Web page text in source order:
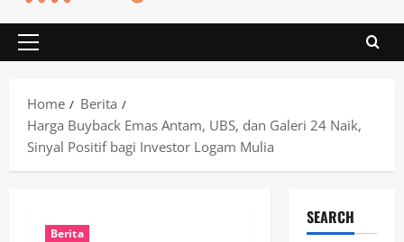
Primary
Home
Berita
Harga Buyback Emas Antam, UBS, dan Galeri 24 Naik,
Sinyal Positif bagi Investor Logam Mulia
Berita
SEARCH